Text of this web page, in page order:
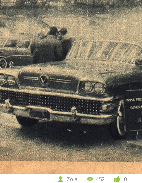
Zola 452 0